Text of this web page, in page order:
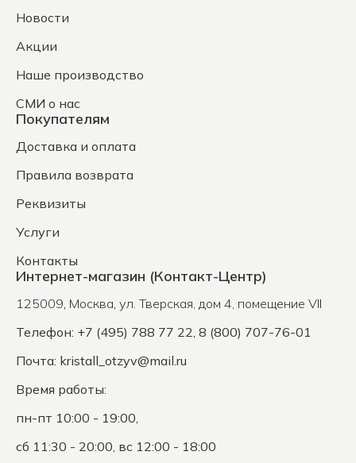
Новости
Акции
Наше производство
СМИ о нас
Покупателям
Доставка и оплата
Правила возврата
Реквизиты
Услуги
Контакты
Интернет-магазин (Контакт-Центр)
125009, Москва, ул. Тверская, дом 4, помещение VII
Телефон: +7 (495) 788 77 22, 8 (800) 707-76-01
Почта: kristall_otzyv@mail.ru
Время работы:
пн-пт 10:00 - 19:00,
сб 11:30 - 20:00, вс 12:00 - 18:00